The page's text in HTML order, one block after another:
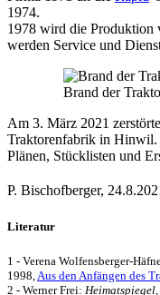
1974.
1978 wird die Produktion
werden Service und
Brand der
Am 3. März 2021
Traktorenfabrik in Hinwil.
Plänen, Stücklisten und
P. Bischofberger,
Literatur
1 - Verena Wolfensberger-
1998, Aus den Anfängen des
2 - Werner Frei: